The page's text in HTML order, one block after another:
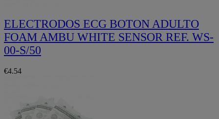
ELECTRODOS ECG BOTON ADULTO
FOAM AMBU WHITE SENSOR REF. WS-
00-S/50
€4.54